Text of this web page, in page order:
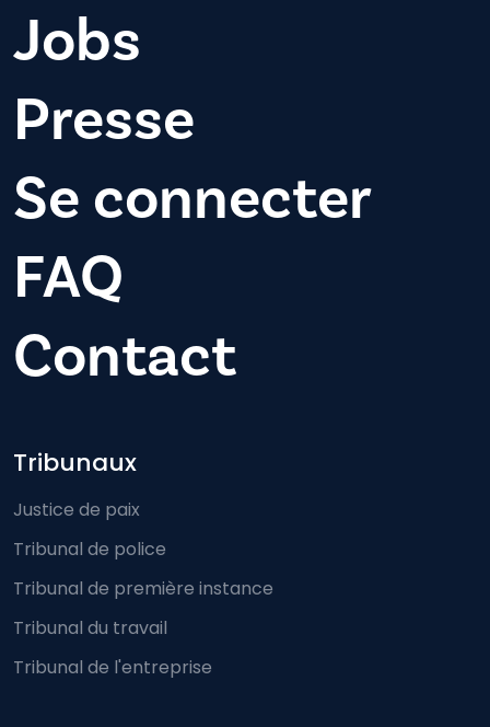
Jobs
Presse
Se connecter
FAQ
Contact
Footer-menu
Tribunaux
Justice de paix
Tribunal de police
Tribunal de première instance
Tribunal du travail
Tribunal de l'entreprise